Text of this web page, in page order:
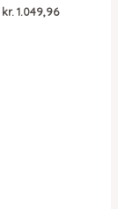
Den
kr. 1.049,96Den